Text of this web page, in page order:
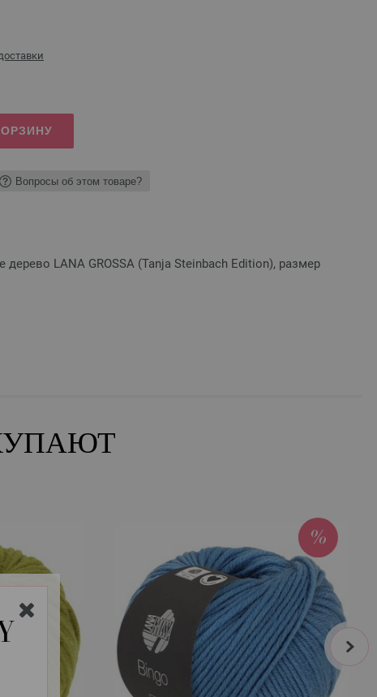
Вопросы об этом товаре?
LANA GROSSA (Tanja Steinbach Edition), размер
next